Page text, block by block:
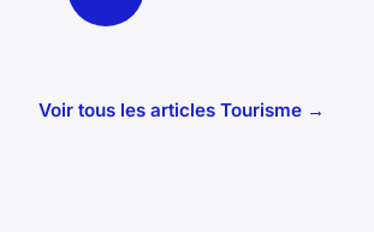
Voir tous les articles Tourisme →